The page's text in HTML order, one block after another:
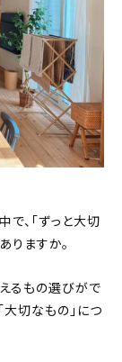
、「ずっと大切
りますか。
るもの選びがで
切なもの」につ